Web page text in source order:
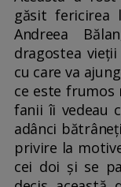
găsit
Andreea
dragostea
cu care va
ce este frumos
fanii îi vedeau
adânci
privire la
cei doi și se